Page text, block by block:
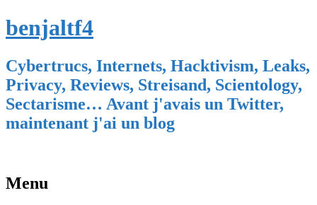
benjaltf4
Cybertrucs, Internets, Hacktivism, Leaks,
Privacy, Reviews, Streisand, Scientology,
Sectarisme… Avant j'avais un Twitter,
maintenant j'ai un blog
Menu